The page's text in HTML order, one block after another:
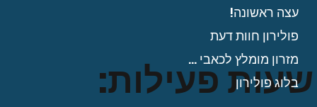
שעות פעילות:
עצה ראשונה!
פולירון חוות דעת
מזרון מומלץ לכאבי גב?
בלוג פולירון